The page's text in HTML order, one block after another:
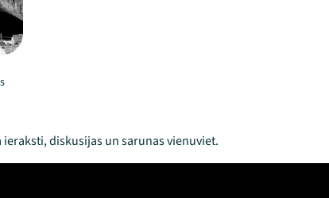
ieraksti, diskusijas un sarunas vienuviet.